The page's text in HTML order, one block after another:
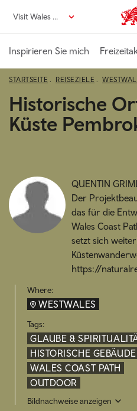
zumVisit Wales DE
Inspirieren Sie mich
STARTSEITE REISEZIELE
Historische
Küste
QUENTIN
Der
das für die
Wales Coast
setzt sich
https://
Where:
WESTWALES
Tags:
GLAUBE &
HISTORISCHE GEBÄUDE
WALES COAST PATH
OUTDOOR
Bildnachweise anzeigen